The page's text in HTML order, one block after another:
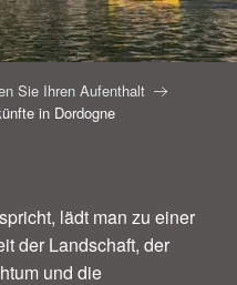
Sie Ihren Aufenthalt
in Dordogne
lädt man zu einer
der Landschaft, der
und die